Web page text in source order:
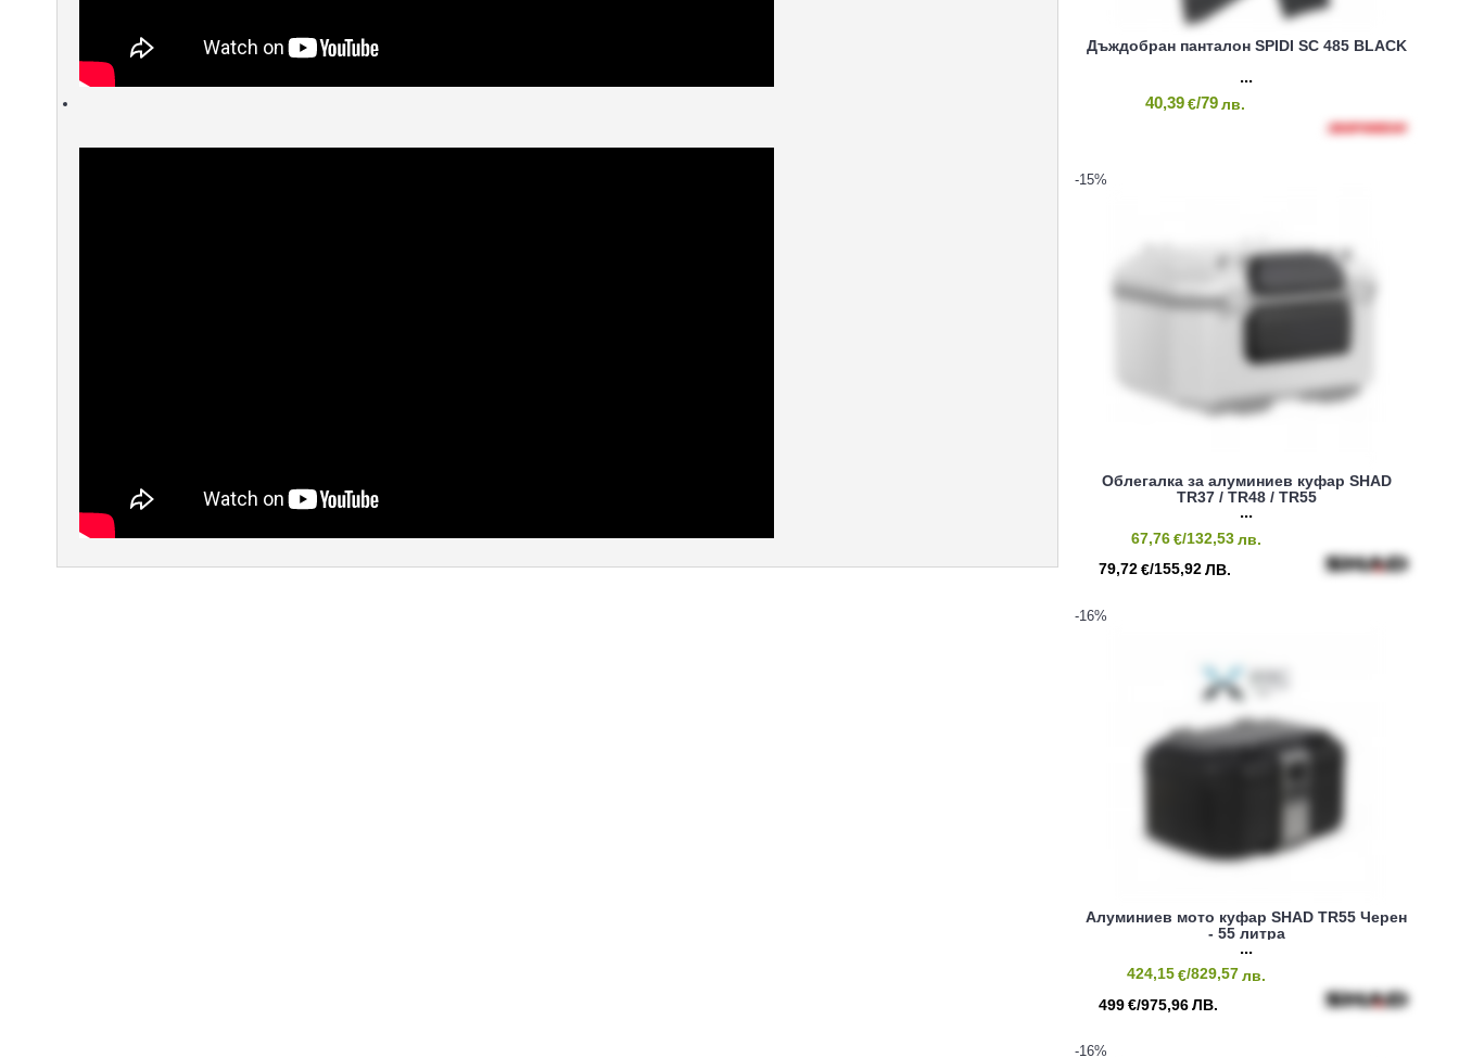
Дъждобран панталон SPIDI SC 485 BLACK
40,39 €/79 лв.
-15%
Облегалка за алуминиев куфар SHAD
TR37 / TR48 / TR55
67,76€/132,53лв.
79,72 €/155,92 ЛВ.
-16%
Алуминиев мото куфар SHAD TR55 Черен
- 55 литра
424,15€/829,57лв.
499 €/975,96 ЛВ.
-16%